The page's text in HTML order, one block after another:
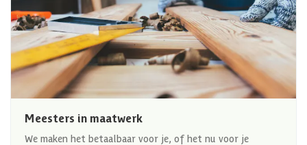
Meesters in maatwerk
We maken het betaalbaar voor je, of het nu voor je